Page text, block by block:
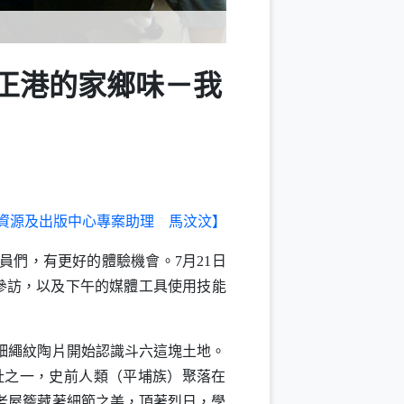
港的家鄉味－我
源及出版中心專案助理 馬汶汶】
，有更好的體驗機會。 7月 21 日
，以及下午的媒體工具使用技能
紋陶片開始認識斗六這塊土地。
一，史前人類（平埔族）聚落在